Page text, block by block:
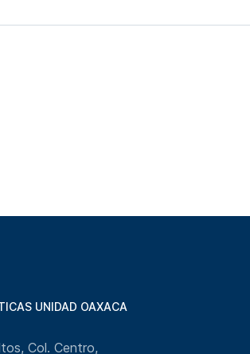
UNIDAD OAXACA
Col. Centro,